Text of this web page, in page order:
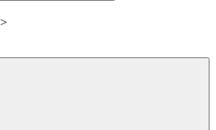
>